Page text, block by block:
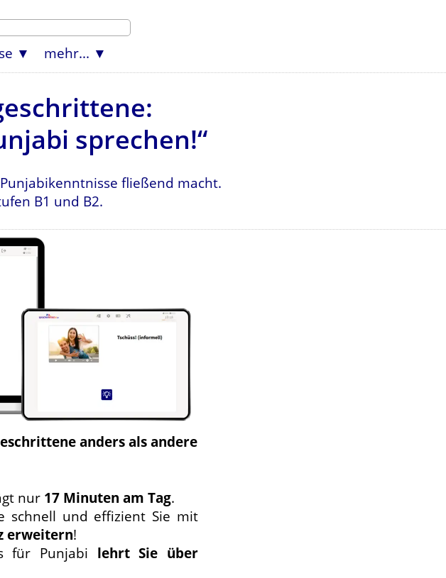
mehr...
sprechen!“
fließend macht.
B1 und B2.
anders als andere
nur 17 Minuten am Tag.
schnell und effizient Sie mit
erweitern!
für Punjabi lehrt Sie über